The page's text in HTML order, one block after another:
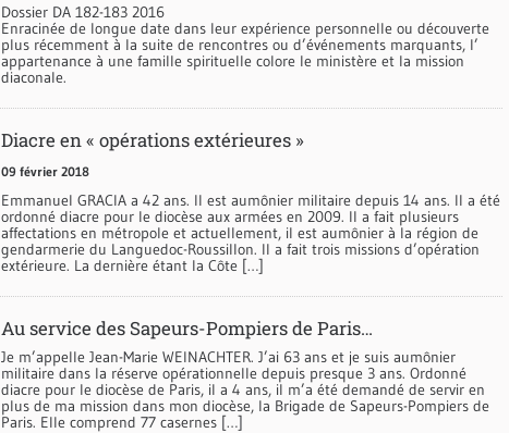
Dossier DA 182-183 2016
Enracinée de longue date dans leur expérience personnelle ou découverte
plus récemment à la suite de rencontres ou d’événements marquants, l’
appartenance à une famille spirituelle colore le ministère et la mission
diaconale.
Diacre en « opérations extérieures »
09 février 2018
Emmanuel GRACIA a 42 ans. Il est aumônier militaire depuis 14 ans. Il a été
ordonné diacre pour le diocèse aux armées en 2009. Il a fait plusieurs
affectations en métropole et actuellement, il est aumônier à la région de
gendarmerie du Languedoc-Roussillon. Il a fait trois missions d’opération
extérieure. La dernière étant la Côte […]
Au service des Sapeurs-Pompiers de Paris…
Je m’appelle Jean-Marie WEINACHTER. J’ai 63 ans et je suis aumônier
militaire dans la réserve opérationnelle depuis presque 3 ans. Ordonné
diacre pour le diocèse de Paris, il a 4 ans, il m’a été demandé de servir en
plus de ma mission dans mon diocèse, la Brigade de Sapeurs-Pompiers de
Paris. Elle comprend 77 casernes […]